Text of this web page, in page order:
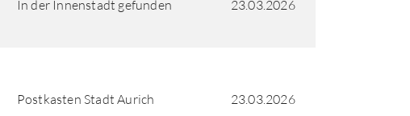
In der Innenstadt gefunden 23.03.2026
Postkasten Stadt Aurich 23.03.2026